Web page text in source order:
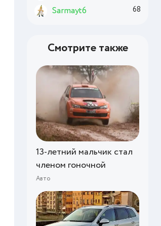
Sarmayt6 68
Смотрите также
13-летний мальчик стал
членом гоночной
Авто